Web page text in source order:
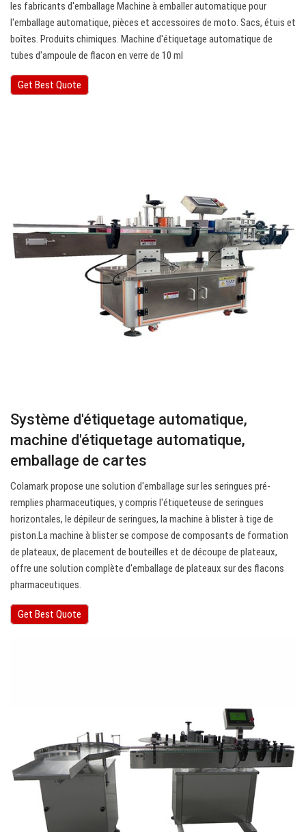
les fabricants d'emballage Machine à emballer automatique pour
l'emballage automatique, pièces et accessoires de moto. Sacs, étuis et
boîtes. Produits chimiques. Machine d'étiquetage automatique de
tubes d'ampoule de flacon en verre de 10 ml
Get Best Quote
Système d'étiquetage automatique,
machine d'étiquetage automatique,
emballage de cartes
Colamark propose une solution d'emballage sur les seringues pré-
remplies pharmaceutiques, y compris l'étiqueteuse de seringues
horizontales, le dépileur de seringues, la machine à blister à tige de
piston.La machine à blister se compose de composants de formation
de plateaux, de placement de bouteilles et de découpe de plateaux,
offre une solution complète d'emballage de plateaux sur des flacons
pharmaceutiques.
Get Best Quote